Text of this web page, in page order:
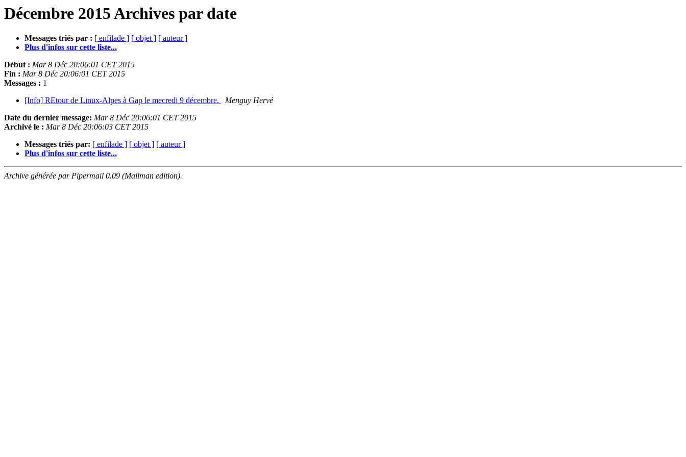
Décembre 2015 Archives par date
Messages triés par : [ enfilade ] [ objet ] [ auteur ]
Plus d'infos sur cette liste...
Début : Mar 8 Déc 20:06:01 CET 2015
Fin : Mar 8 Déc 20:06:01 CET 2015
Messages : 1
[Info] REtour de Linux-Alpes à Gap le mecredi 9 décembre.
Menguy Hervé
Date du dernier message: Mar 8 Déc 20:06:01 CET 2015
Archivé le : Mar 8 Déc 20:06:03 CET 2015
Messages triés par: [ enfilade ] [ objet ] [ auteur ]
Plus d'infos sur cette liste...
Archive générée par Pipermail 0.09 (Mailman edition).